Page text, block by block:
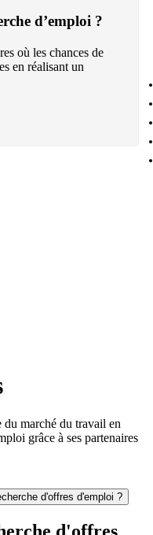
d’emploi ?
où les chances de
en réalisant un
du marché du travail en
grâce à ses partenaires
d'offres d'emploi ?